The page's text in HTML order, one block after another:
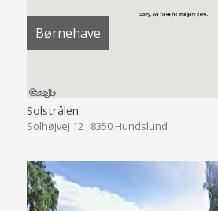
Børnehave
Solstrålen
Solhøjvej 12 , 8350 Hundslund